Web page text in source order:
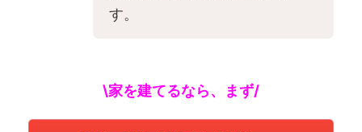
す。
\家を建てるなら、まず/